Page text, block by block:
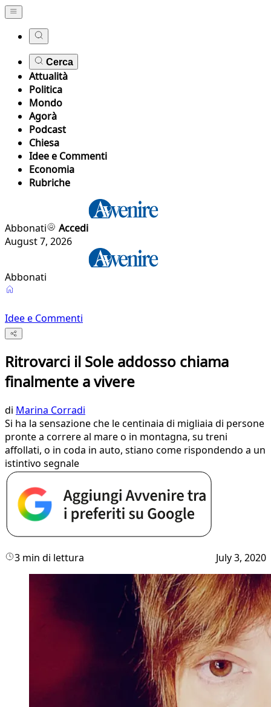
Cerca
Attualità
Politica
Mondo
Agorà
Podcast
Chiesa
Idee e Commenti
Economia
Rubriche
Abbonati
Accedi
August 7, 2026
Abbonati
Idee e Commenti
Ritrovarci il Sole addosso chiama
finalmente a vivere
di Marina Corradi
Si ha la sensazione che le centinaia di migliaia di persone
pronte a correre al mare o in montagna, su treni
affollati, o in coda in auto, stiano come rispondendo a un
istintivo segnale
3 min di lettura July 3, 2020